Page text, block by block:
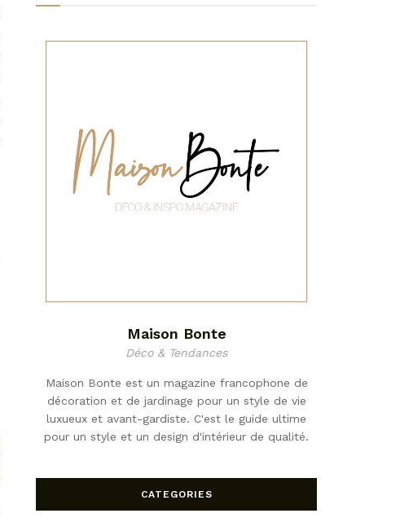
Maison Bonte
Déco & Tendances
Maison Bonte est un magazine francophone de
décoration et de jardinage pour un style de vie
luxueux et avant-gardiste. C'est le guide ultime
pour un style et un design d'intérieur de qualité.
CATEGORIES